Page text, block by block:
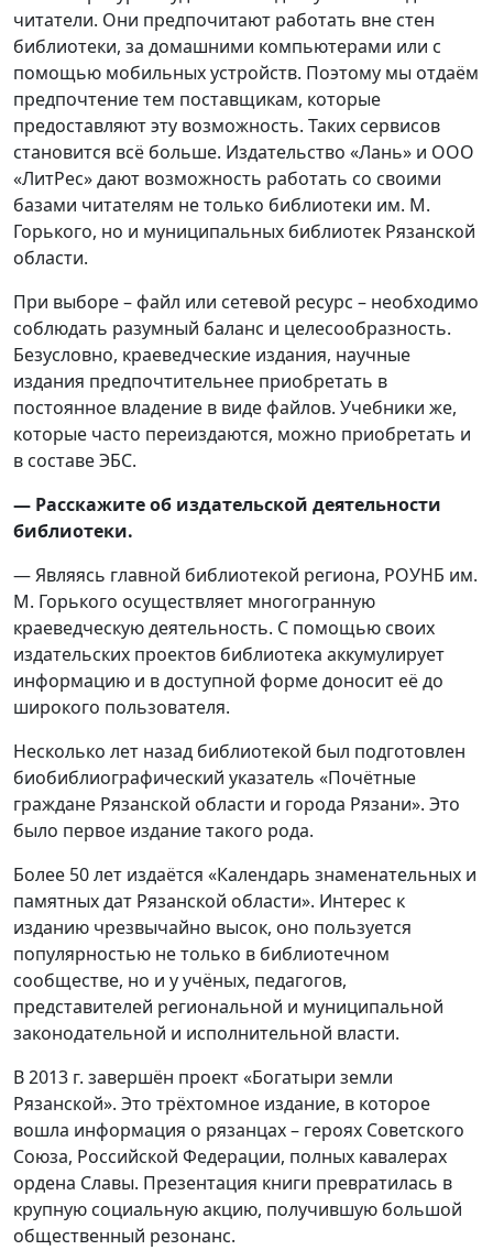
читатели. Они предпочитают работать вне стен
библиотеки, за домашними компьютерами или с
помощью мобильных устройств. Поэтому мы отдаём
предпочтение тем поставщикам, которые
предоставляют эту возможность. Таких сервисов
становится всё больше. Издательство «Лань» и ООО
«ЛитРес» дают возможность работать со своими
базами читателям не только библиотеки им. М.
Горького, но и муниципальных библиотек Рязанской
области.
При выборе – файл или сетевой ресурс – необходимо
соблюдать разумный баланс и целесообразность.
Безусловно, краеведческие издания, научные
издания предпочтительнее приобретать в
постоянное владение в виде файлов. Учебники же,
которые часто переиздаются, можно приобретать и
в составе ЭБС.
— Расскажите об издательской деятельности
библиотеки.
— Являясь главной библиотекой региона, РОУНБ им.
М. Горького осуществляет многогранную
краеведческую деятельность. С помощью своих
издательских проектов библиотека аккумулирует
информацию и в доступной форме доносит её до
широкого пользователя.
Несколько лет назад библиотекой был подготовлен
биобиблиографический указатель «Почётные
граждане Рязанской области и города Рязани». Это
было первое издание такого рода.
Более 50 лет издаётся «Календарь знаменательных и
памятных дат Рязанской области». Интерес к
изданию чрезвычайно высок, оно пользуется
популярностью не только в библиотечном
сообществе, но и у учёных, педагогов,
представителей региональной и муниципальной
законодательной и исполнительной власти.
В 2013 г. завершён проект «Богатыри земли
Рязанской». Это трёхтомное издание, в которое
вошла информация о рязанцах – героях Советского
Союза, Российской Федерации, полных кавалерах
ордена Славы. Презентация книги превратилась в
крупную социальную акцию, получившую большой
общественный резонанс.